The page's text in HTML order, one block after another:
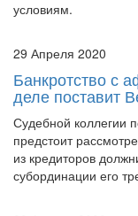
условиям.
29 Апреля 2020
Банкротство с
деле поставит
Судебной коллегии
предстоит
из кредиторов
субординации его